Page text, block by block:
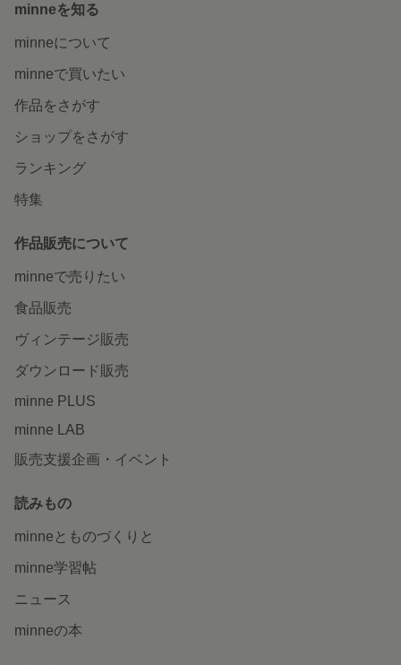
minneを知る
minneについて
minneで買いたい
作品をさがす
ショップをさがす
ランキング
特集
作品販売について
minneで売りたい
食品販売
ヴィンテージ販売
ダウンロード販売
minne PLUS
minne LAB
販売支援企画・イベント
読みもの
minneとものづくりと
minne学習帖
ニュース
minneの本